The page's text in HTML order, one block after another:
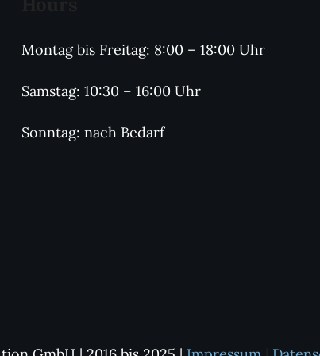
Montag bis Freitag: 8:00 – 18:00 Uhr
Samstag: 10:30 – 16:00 Uhr
Sonntag: nach Bedarf